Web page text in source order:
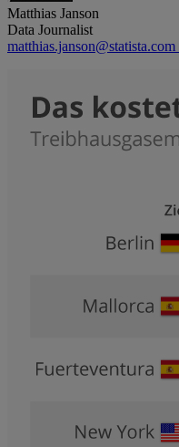
Matthias Janson
Data Journalist
matthias.janson@statista.com